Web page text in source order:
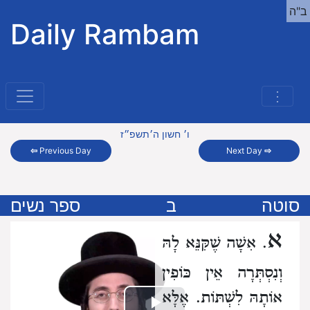
Daily Rambam
⋮
ב"ה
⇦ Previous Day
ו׳ חשון ה׳תשפ״ז
Next Day⇨
סוטה ב ספר נשים
א. אִשָׁה שֶׁקִּנֵּא לָהּ
וְנִסְתְּרָה אֵין כּוֹפִין
אוֹתָהּ לִשְׁתּוֹת. אֶלָּא